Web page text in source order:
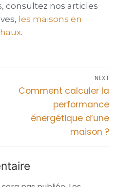
consultez nos articles
les maisons en
.
NEXT
Comment calculer la
performance
énergétique d’une
maison ?